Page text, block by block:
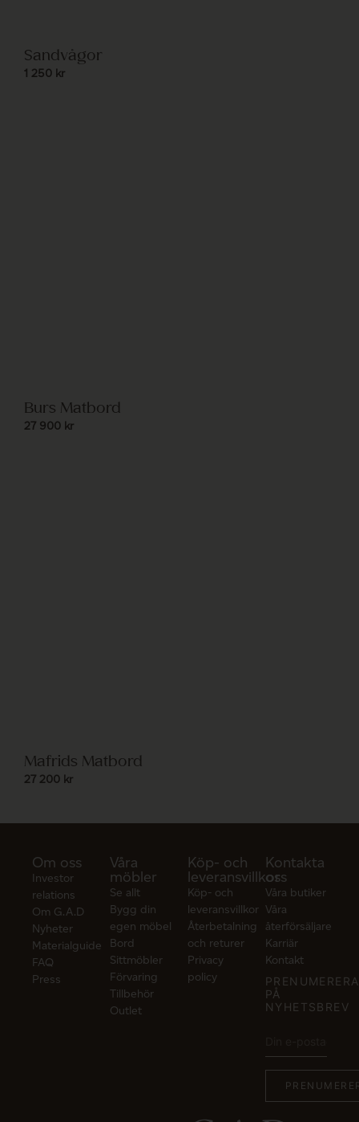
Sandvågor
1 250 kr
Burs Matbord
27 900 kr
Mafrids Matbord
27 200 kr
Om oss
Investor
relations
Om G.A.D
Nyheter
Materialguide
FAQ
Press
Våra
möbler
Se allt
Bygg din
egen möbel
Bord
Sittmöbler
Förvaring
Tillbehör
Outlet
Köp- och
leveransvillkor
Köp- och
leveransvillkor
Återbetalning
och returer
Privacy
policy
Kontakta
oss
Våra butiker
Våra
återförsäljare
Karriär
Kontakt
PRENUMERERA
PÅ
NYHETSBREV